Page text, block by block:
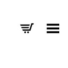
Toggle Menu